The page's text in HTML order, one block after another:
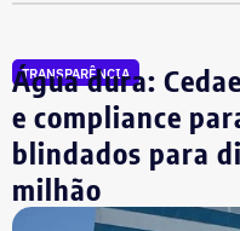
Gastos quase
Somente em 2025, os
histórico de R$ 25,5
de 96,5% na
de R$ 12,98 milhões.
TRANSPARÊNCIA
Água dura:
e compliance
blindados para
milhão